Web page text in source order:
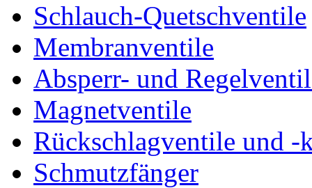
Schlauch-Quetschventile
Membranventile
Absperr- und
Magnetventile
Rückschlagventile und -
Schmutzfänger